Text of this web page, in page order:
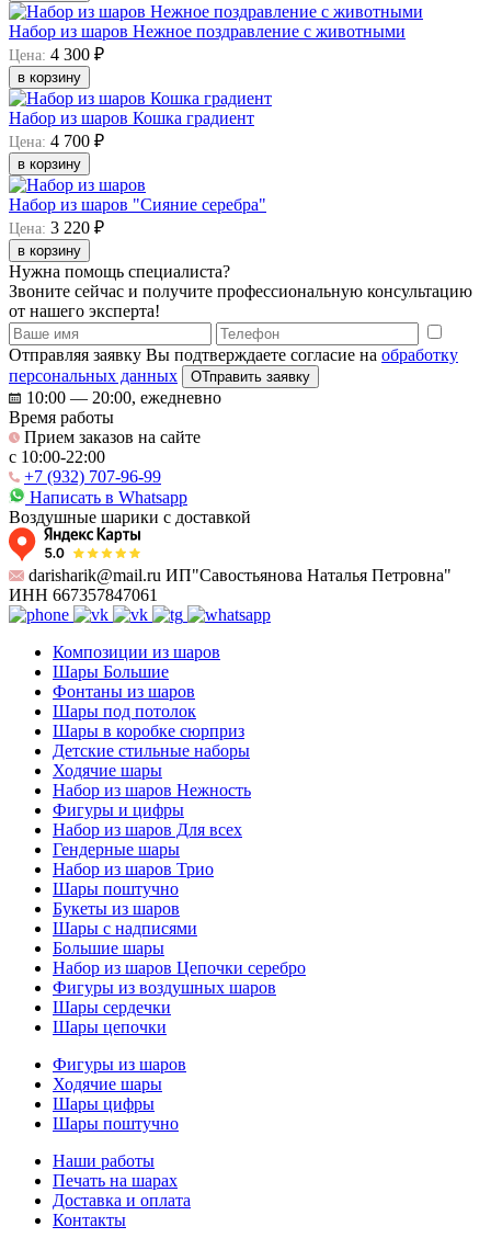
Набор из шаров Нежное поздравление с животными
Цена: 4 300 ₽
в корзину
Набор из шаров Кошка градиент
Цена: 4 700 ₽
в корзину
Набор из шаров "Сияние серебра"
Цена: 3 220 ₽
в корзину
Нужна помощь специалиста?
Звоните сейчас и получите профессиональную консультацию
от нашего эксперта!
Отправляя заявку Вы подтверждаете согласие на обработку
персональных данных
ОТправить заявку
10:00 — 20:00, ежедневно
Время работы
Прием заказов на сайте
c 10:00-22:00
+7 (932) 707-96-99
Написать в Whatsapp
Воздушные шарики с доставкой
darisharik@mail.ru ИП"Савостьянова Наталья Петровна"
ИНН 667357847061
Композиции из шаров
Шары Большие
Фонтаны из шаров
Шары под потолок
Шары в коробке сюрприз
Детские стильные наборы
Ходячие шары
Набор из шаров Нежность
Фигуры и цифры
Набор из шаров Для всех
Гендерные шары
Набор из шаров Трио
Шары поштучно
Букеты из шаров
Шары с надписями
Большие шары
Набор из шаров Цепочки серебро
Фигуры из воздушных шаров
Шары сердечки
Шары цепочки
Фигуры из шаров
Ходячие шары
Шары цифры
Шары поштучно
Наши работы
Печать на шарах
Доставка и оплата
Контакты